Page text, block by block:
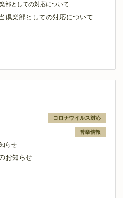
部としての対応について
倶楽部としての対応について
コロナウイルス対応
営業情報
らせ
お知らせ